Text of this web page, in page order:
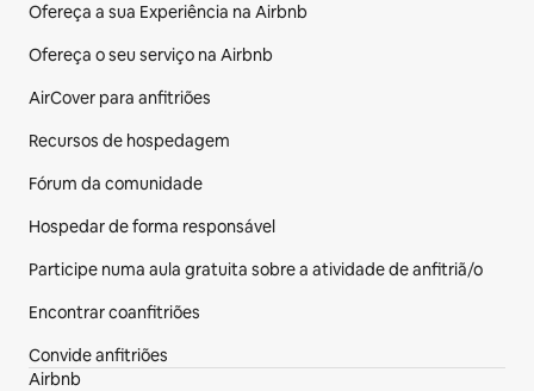
Ofereça a sua Experiência na Airbnb
Ofereça o seu serviço na Airbnb
AirCover para anfitriões
Recursos de hospedagem
Fórum da comunidade
Hospedar de forma responsável
Participe numa aula gratuita sobre a atividade de anfitriã/o
Encontrar coanfitriões
Convide anfitriões
Airbnb